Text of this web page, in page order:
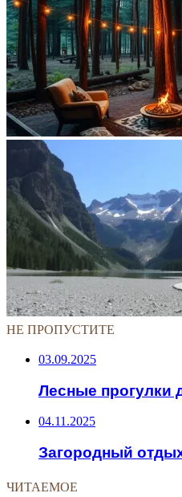
НЕ ПРОПУСТИТЕ
03.09.2025
Лесные прогулки
04.11.2025
Загородный
ЧИТАЕМОЕ